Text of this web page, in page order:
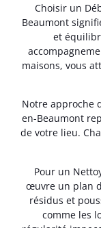
Choisir un
Beaumont
et
maisons, vous
Notre approche
en-Beaumont
de votre lieu.
Pour un
œuvre un plan
résidus et
comme les